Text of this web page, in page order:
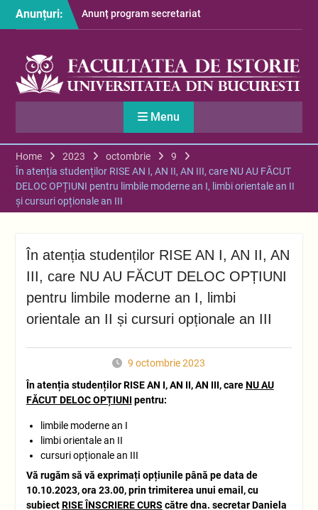
Anunțuri:
Anunț program secretariat
– luna august
2026
S-au afișat informațiile
despre cazarea studenților
în anul universitar 2026-
Menu
Home 2023 octombrie
9
În atenția studenților RISE AN I, AN II, AN III, care NU AU FĂCUT
DELOC OPȚIUNI pentru limbile moderne an I, limbi orientale an II
și cursuri opționale an III
În atenția studenților RISE AN I, AN II, AN
III, care NU AU FĂCUT DELOC OPȚIUNI
pentru limbile moderne an I, limbi
orientale an II și cursuri opționale an III
9 octombrie 2023
În atenția studenților RISE AN I, AN II, AN III, careNU AU
FĂCUT DELOC OPȚIUNI pentru:
limbile moderne an I
limbi orientale an II
cursuri opționale an III
Vă rugăm să vă exprimați opțiunile până pe data de
10.10.2023, ora 23.00, prin trimiterea unui email, cu
subiectRISE ÎNSCRIERE CURS către dna. secretar Daniela